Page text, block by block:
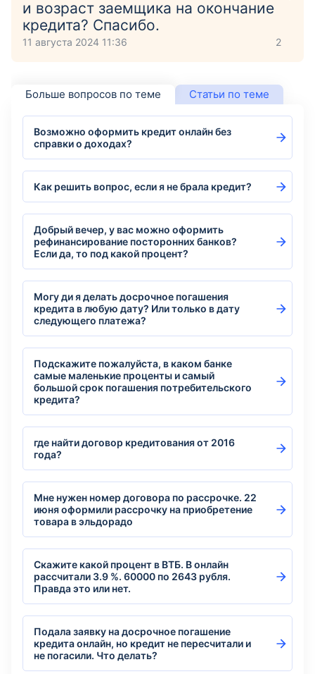
и возраст заемщика на окончание
кредита? Спасибо.
11 августа 2024 11:36 2
Больше вопросов по теме Статьи по теме
Возможно оформить кредит онлайн без
справки о доходах?
Как решить вопрос, если я не брала кредит?
Добрый вечер, у вас можно оформить
рефинансирование посторонних банков?
Если да, то под какой процент?
Могу ди я делать досрочное погашения
кредита в любую дату? Или только в дату
следующего платежа?
Подскажите пожалуйста, в каком банке
самые маленькие проценты и самый
большой срок погашения потребительского
кредита?
где найти договор кредитования от 2016
года?
Мне нужен номер договора по рассрочке. 22
июня оформили рассрочку на приобретение
товара в эльдорадо
Скажите какой процент в ВТБ. В онлайн
рассчитали 3.9 %. 60000 по 2643 рубля.
Правда это или нет.
Подала заявку на досрочное погашение
кредита онлайн, но кредит не пересчитали и
не погасили. Что делать?